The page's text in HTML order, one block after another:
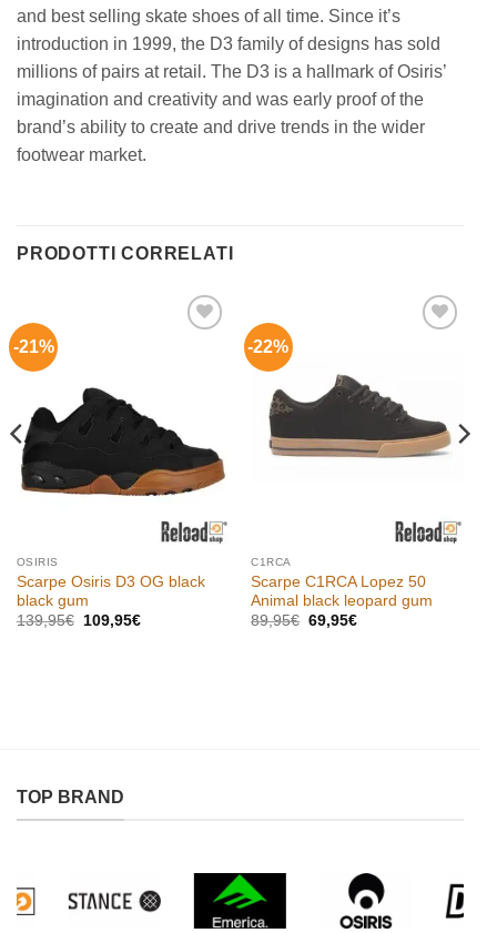
and best selling skate shoes of all time. Since it’s
introduction in 1999, the D3 family of designs has sold
millions of pairs at retail. The D3 is a hallmark of Osiris’
imagination and creativity and was early proof of the
brand’s ability to create and drive trends in the wider
footwear market.
PRODOTTI CORRELATI
-21%
OSIRIS
Scarpe Osiris D3 OG black
black gum
139,95€
Il
109,95€Il
-22%
C1RCA
Scarpe C1RCA Lopez 50
Animal black leopard gum
89,95€ Il
69,95€Il
TOP BRAND